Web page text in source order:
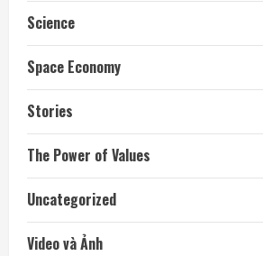
Science
Space Economy
Stories
The Power of Values
Uncategorized
Video và Ảnh